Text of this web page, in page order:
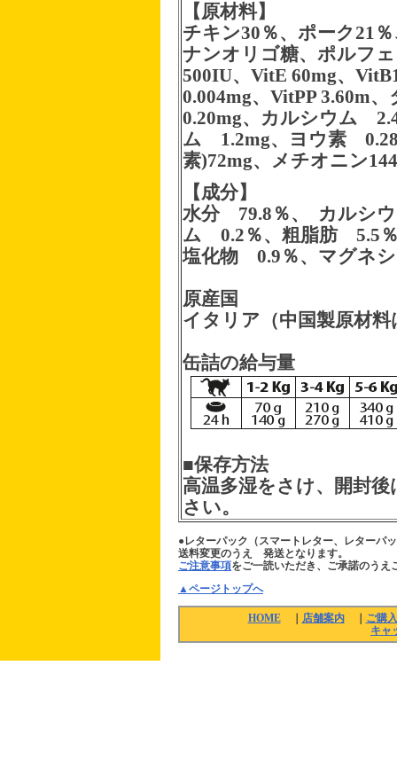
【原材料】
チキン30％、ポーク21
ナンオリゴ糖、ポルフ
500IU、VitE 60mg、
0.004mg、VitPP 3.60m
0.20mg、カルシウム
ム 1.2mg、ヨウ素
素)72mg、メチオニン
【成分】
水分 79.8％、 カルシ
ム 0.2％、粗脂肪 5.5
塩化物 0.9％、マグネ
原産国
イタリア（中国製原材
缶詰の給与量
■保存方法
高温多湿をさけ、開封
さい。
●レターパック（スマートレター、レターパ
送料変更のうえ 発送となります。
ご注意事項をご一読いただき、ご承諾のうえ
▲ページトップへ
HOME｜ 店舗案内｜
ご購
キャ